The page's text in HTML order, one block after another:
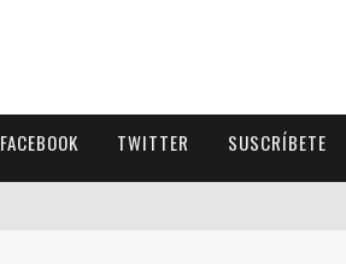
FACEBOOK TWITTER SUSCRÍBETE